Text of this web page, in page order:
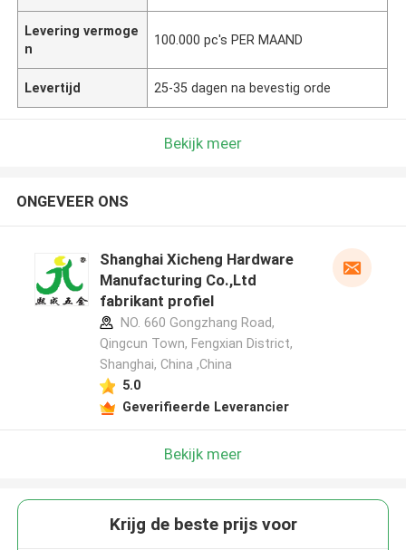
Levering vermoge
n
100.000 pc's PER MAAND
Levertijd 25-35 dagen na bevestig orde
Bekijk meer
ONGEVEER ONS
Shanghai Xicheng Hardware
Manufacturing Co.,Ltd
fabrikant profiel
NO. 660 Gongzhang Road,
Qingcun Town, Fengxian District,
Shanghai, China ,China
5.0
Geverifieerde Leverancier
Bekijk meer
Krijg de beste prijs voor